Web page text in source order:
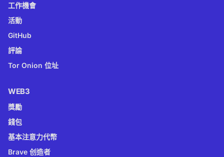
工作機會
活動
GitHub
評論
Tor Onion 位址
WEB3
獎勵
錢包
基本注意力代幣
Brave 创造者